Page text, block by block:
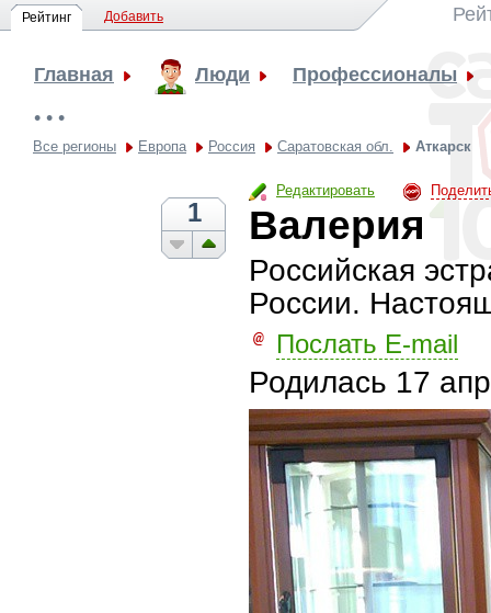
Рейтинг Добавить
Главная Люди Профессионалы
• • •
Все регионы Европа Россия Саратовская обл. Аткарск
Редактировать
1 Валерия
Российская
России.
Послать E-mail
Родилась 17